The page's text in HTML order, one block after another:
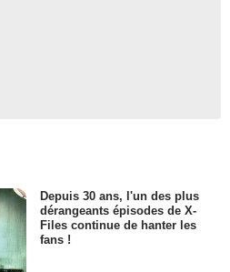
Depuis 30 ans, l'un des plus
dérangeants épisodes de X-
Files continue de hanter les
fans !